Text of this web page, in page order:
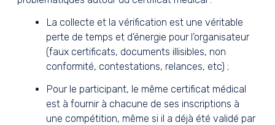
La collecte et la vérification est une véritable
perte de temps et d’énergie pour l’organisateur
(faux certificats, documents illisibles, non
conformité, contestations, relances, etc) ;
Pour le participant, le même certificat médical
est à fournir à chacune de ses inscriptions à
une compétition, même si il a déjà été validé par